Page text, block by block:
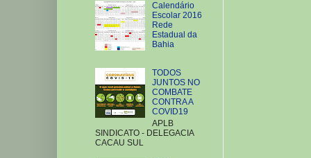
Calendário
Escolar 2016
Rede
Estadual da
Bahia
TODOS
JUNTOS NO
COMBATE
CONTRA A
COVID19
APLB
SINDICATO - DELEGACIA
CACAU SUL